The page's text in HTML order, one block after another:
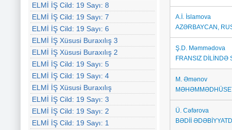
ELMİ İŞ Cild: 19 Sayı: 8
ELMİ İŞ Cild: 19 Sayı: 7
ELMİ İŞ Cild: 19 Sayı: 6
ELMİ İŞ Xüsusi Buraxılış 3
ELMİ İŞ Xüsusi Buraxılış 2
ELMİ İŞ Cild: 19 Sayı: 5
ELMİ İŞ Cild: 19 Sayı: 4
ELMİ İŞ Xüsusi Buraxılış
ELMİ İŞ Cild: 19 Sayı: 3
ELMİ İŞ Cild: 19 Sayı: 2
ELMİ İŞ Cild: 19 Sayı: 1
A.İ. İslamova
AZƏRBAYCAN,
Ş.D. Məmmədova
FRANSIZ DİLİNDƏ
M. Əmənov
Ü. Cəfərova
BƏDİİ